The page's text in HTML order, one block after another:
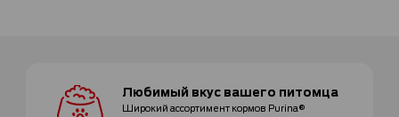
Любимый вкусвашего питомца
Широкий ассортимент кормов Purina®